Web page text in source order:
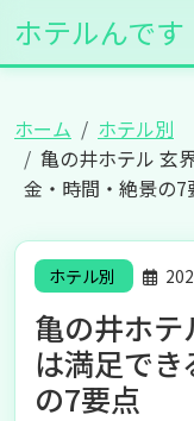
ホテルんです
ホーム
ホテル別
亀の井ホテル 玄
金・時間・絶景の7
ホテル別
亀の井ホ
は満足で
の7要点